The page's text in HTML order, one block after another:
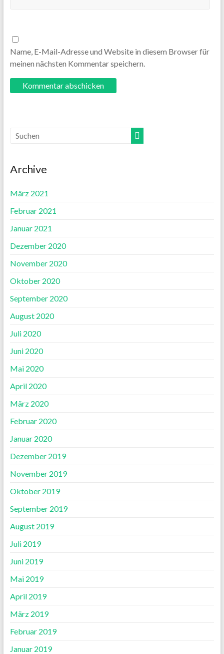
Name, E-Mail-Adresse und Website in diesem Browser für
meinen nächsten Kommentar speichern.
Archive
März 2021
Februar 2021
Januar 2021
Dezember 2020
November 2020
Oktober 2020
September 2020
August 2020
Juli 2020
Juni 2020
Mai 2020
April 2020
März 2020
Februar 2020
Januar 2020
Dezember 2019
November 2019
Oktober 2019
September 2019
August 2019
Juli 2019
Juni 2019
Mai 2019
April 2019
März 2019
Februar 2019
Januar 2019